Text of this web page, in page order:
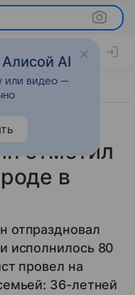
жизнь
отметил
в
отпраздновал
исполнилось 80
провел на
36-летней
AI
или видео —